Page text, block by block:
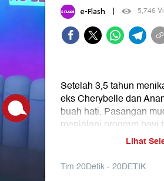
e-Flash| 5,746
Setelah 3,5 tahun
eks Cherybelle dan
buah hati. Pasangan
menjalani program bayi
Lihat
Tim 20Detik - 20DETIK